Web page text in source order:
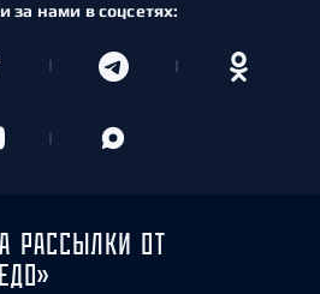
за нами в соцсетях:
РАССЫЛКИ ОТ